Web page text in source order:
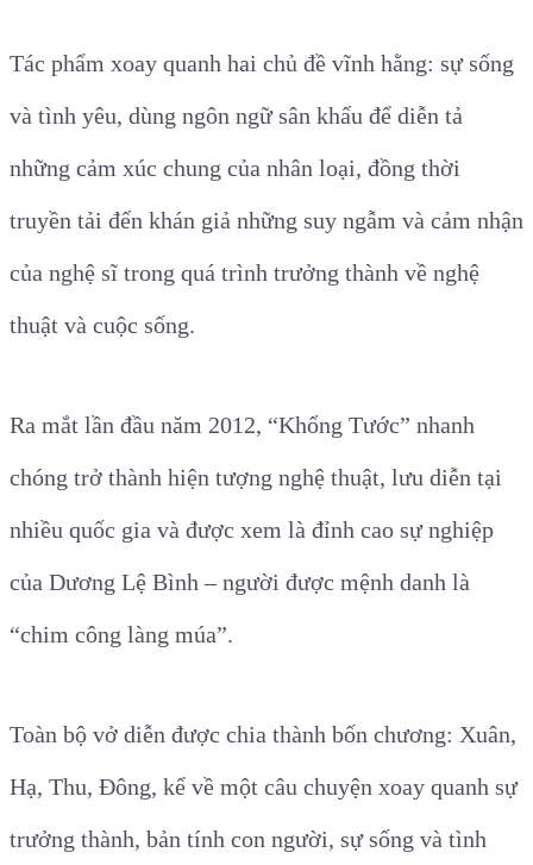
Tác phẩm xoay quanh hai chủ đề vĩnh hằng: sự sống
và tình yêu, dùng ngôn ngữ sân khấu để diễn tả
những cảm xúc chung của nhân loại, đồng thời
truyền tải đến khán giả những suy ngẫm và cảm nhận
của nghệ sĩ trong quá trình trưởng thành về nghệ
thuật và cuộc sống.
Ra mắt lần đầu năm 2012, “Khổng Tước” nhanh
chóng trở thành hiện tượng nghệ thuật, lưu diễn tại
nhiều quốc gia và được xem là đỉnh cao sự nghiệp
của Dương Lệ Bình – người được mệnh danh là
“chim công làng múa”.
Toàn bộ vở diễn được chia thành bốn chương: Xuân,
Hạ, Thu, Đông, kể về một câu chuyện xoay quanh sự
trưởng thành, bản tính con người, sự sống và tình